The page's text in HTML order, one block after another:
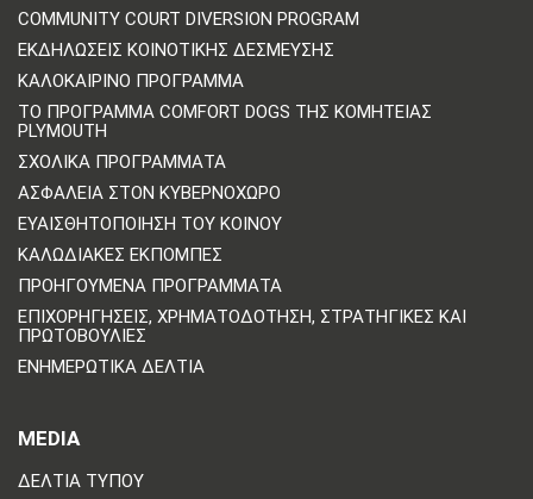
COMMUNITY COURT DIVERSION PROGRAM
ΕΚΔΗΛΏΣΕΙΣ ΚΟΙΝΟΤΙΚΉΣ ΔΈΣΜΕΥΣΗΣ
ΚΑΛΟΚΑΙΡΙΝΌ ΠΡΌΓΡΑΜΜΑ
ΤΟ ΠΡΌΓΡΑΜΜΑ COMFORT DOGS ΤΗΣ ΚΟΜΗΤΕΊΑΣ
PLYMOUTH
ΣΧΟΛΙΚΆ ΠΡΟΓΡΆΜΜΑΤΑ
ΑΣΦΆΛΕΙΑ ΣΤΟΝ ΚΥΒΕΡΝΟΧΏΡΟ
ΕΥΑΙΣΘΗΤΟΠΟΊΗΣΗ ΤΟΥ ΚΟΙΝΟΎ
ΚΑΛΩΔΙΑΚΈΣ ΕΚΠΟΜΠΈΣ
ΠΡΟΗΓΟΎΜΕΝΑ ΠΡΟΓΡΆΜΜΑΤΑ
ΕΠΙΧΟΡΗΓΉΣΕΙΣ, ΧΡΗΜΑΤΟΔΌΤΗΣΗ, ΣΤΡΑΤΗΓΙΚΈΣ ΚΑΙ
ΠΡΩΤΟΒΟΥΛΊΕΣ
ΕΝΗΜΕΡΩΤΙΚΆ ΔΕΛΤΊΑ
MEDIA
ΔΕΛΤΊΑ ΤΎΠΟΥ